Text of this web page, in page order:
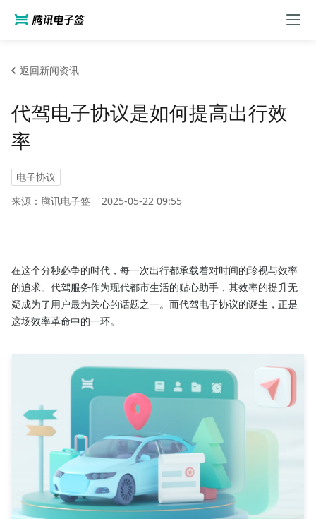
返回新闻资讯
代驾电子协议是如何提高出行效
率
电子协议
来源：腾讯电子签
2025-05-22 09:55
在这个分秒必争的时代，每一次出行都承载着对时间的珍视与效率
的追求。代驾服务作为现代都市生活的贴心助手，其效率的提升无
疑成为了用户最为关心的话题之一。而代驾电子协议的诞生，正是
这场效率革命中的一环。